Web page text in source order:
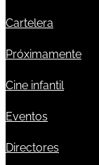
Cartelera
Próximamente
Cine infantil
Eventos
Directores